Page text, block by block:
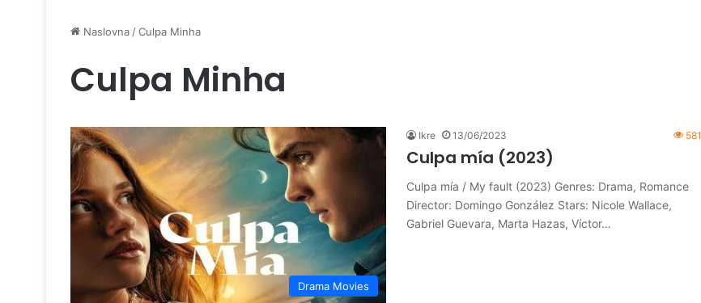
Naslovna /Culpa Minha
Culpa Minha
Drama Movies
Ikre 13/06/2023 581
Culpa mía (2023)
Culpa mía / My fault (2023) Genres: Drama, Romance
Director: Domingo González Stars: Nicole Wallace,
Gabriel Guevara, Marta Hazas, Víctor…